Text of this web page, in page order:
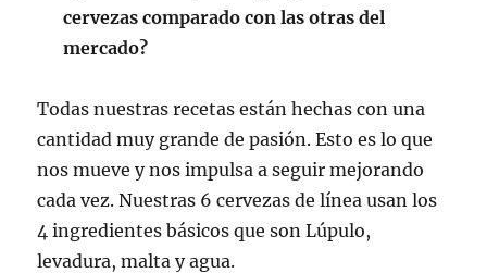
cervezas comparado con las otras del
mercado?
Todas nuestras recetas están hechas con una
cantidad muy grande de pasión. Esto es lo que
nos mueve y nos impulsa a seguir mejorando
cada vez. Nuestras 6 cervezas de línea usan los
4 ingredientes básicos que son Lúpulo,
levadura, malta y agua.